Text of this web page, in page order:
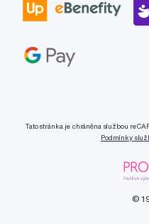
Tato stránka je chráněna službou
Podmínky
©